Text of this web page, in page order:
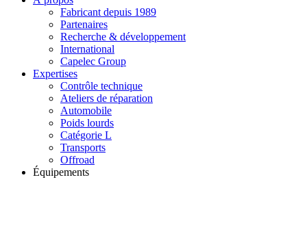
Fabricant depuis 1989
Partenaires
Recherche & développement
International
Capelec Group
Expertises
Contrôle technique
Ateliers de réparation
Automobile
Poids lourds
Catégorie L
Transports
Offroad
Équipements